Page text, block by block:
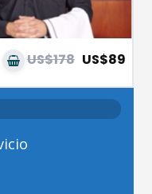
US$178 US$89